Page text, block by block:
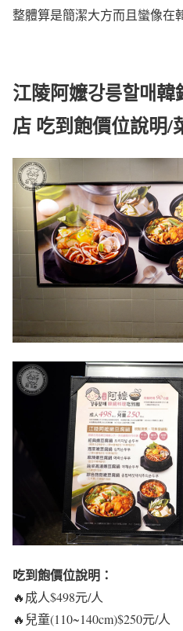
整體算是簡潔大方而且蠻像在
江陵阿嬤강릉할매
店 吃到飽價位說明/
吃到飽價位說明：
🔥成人$498元/人
🔥兒童(110~140cm)$250元/人